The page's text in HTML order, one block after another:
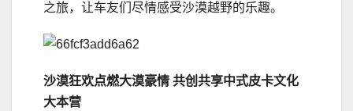
之旅，让车友们尽情感受沙漠越野的乐趣。
沙漠狂欢点燃大漠豪情 共创共享中式皮卡文化
大本营